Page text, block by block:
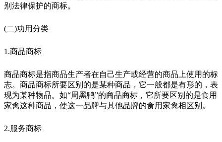
别法律保护的商标。
(二)功用分类
1.商品商标
商品商标是指商品生产者在自己生产或经营的商品上使用的标
志。商品商标所要区别的是某种商品，它一般都是有形的，表
现为某种物品。如“周黑鸭”的商品商标，它所要区别的是食用
家禽这种商品，使这一品牌与其他品牌的食用家禽相区别。
2.服务商标